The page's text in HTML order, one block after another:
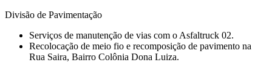
Divisão de Pavimentação
Serviços de manutenção de vias com o Asfaltruck 02.
⁠Recolocação de meio fio e recomposição de pavimento na
Rua Saira, Bairro Colônia Dona Luiza.